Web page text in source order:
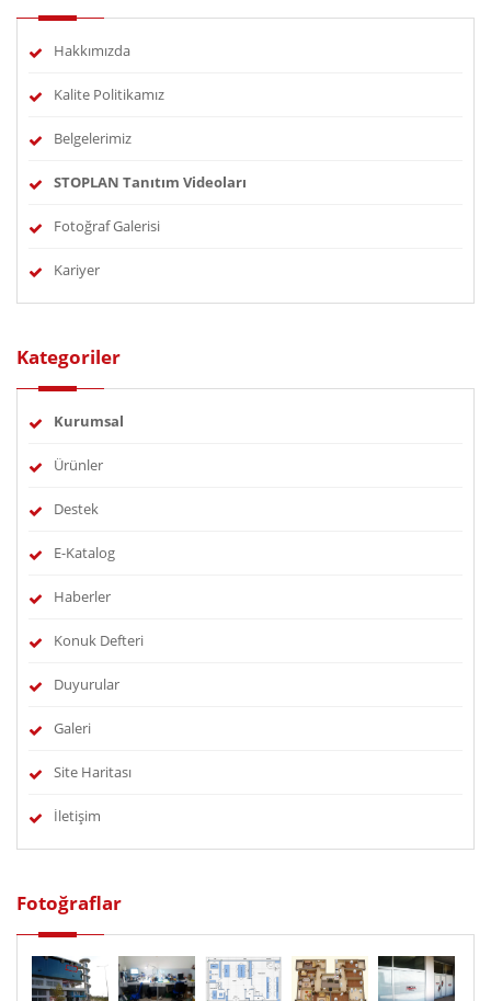
Hakkımızda
Kalite Politikamız
Belgelerimiz
STOPLAN Tanıtım Videoları
Fotoğraf Galerisi
Kariyer
Kategoriler
Kurumsal
Ürünler
Destek
E-Katalog
Haberler
Konuk Defteri
Duyurular
Galeri
Site Haritası
İletişim
Fotoğraflar